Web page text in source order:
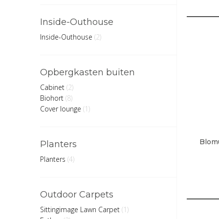
Inside-Outhouse
Inside-Outhouse (2)
Opbergkasten buiten
Cabinet (2)
Biohort (8)
Cover lounge (1)
Planters
Planters (4)
Outdoor Carpets
Sittingimage Lawn Carpet (1)